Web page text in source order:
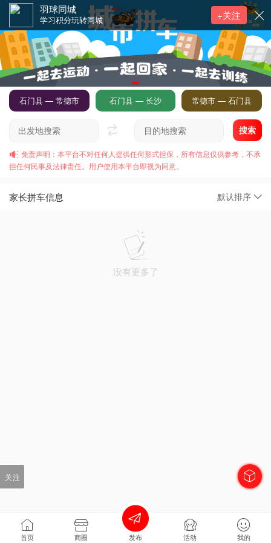
石门县 — 常德市 石门县 — 长沙 常德市 — 石门县
搜索
免责声明：本平台不对任何人提供任何形式担保，所有信息仅供参考，不承
担任何民事及法律责任。用户使用本平台即视为同意。
家长拼车信息 默认排序
没有更多了
首页 商圈 发布 活动 我的
关注
羽球同城
学习积分玩转同城 +关注